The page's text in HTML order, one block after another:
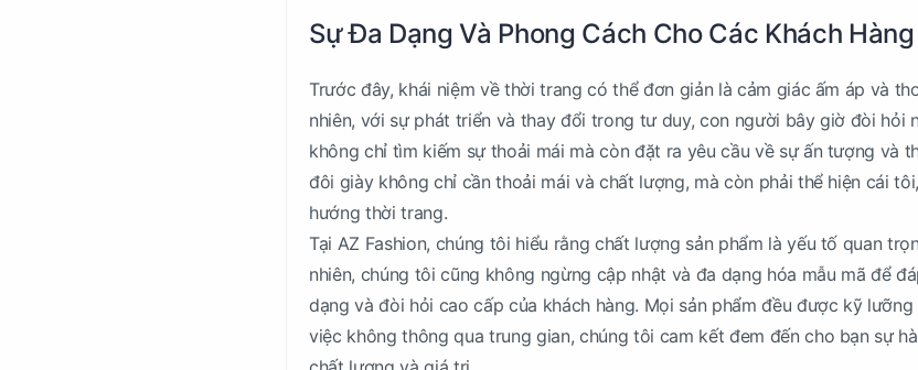
Sự Đa Dạng Và Phong Cách Cho Các Khách
Trước đây, khái niệm về thời trang có thể đơn giản là cảm giác ấm áp và
nhiên, với sự phát triển và thay đổi trong tư duy, con người bây giờ đòi hỏi
không chỉ tìm kiếm sự thoải mái mà còn đặt ra yêu cầu về sự ấn tượng và
đôi giày không chỉ cần thoải mái và chất lượng, mà còn phải thể hiện cái
hướng thời trang.
Tại AZ Fashion, chúng tôi hiểu rằng chất lượng sản phẩm là yếu tố quan
nhiên, chúng tôi cũng không ngừng cập nhật và đa dạng hóa mẫu mã để
dạng và đòi hỏi cao cấp của khách hàng. Mọi sản phẩm đều được kỹ
việc không thông qua trung gian, chúng tôi cam kết đem đến cho bạn sự